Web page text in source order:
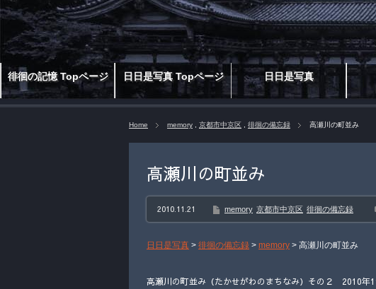
徘徊の記憶 Topページ 日日是写真 Topページ 日日是写真
Home memory 京都市中京区 徘徊の備忘録 高瀬川の町並み
高瀬川の町並み
2010.11.21 memory 京都市中京区 徘徊の備忘録
日日是写真 > 徘徊の備忘録 > memory > 高瀬川の町並み
高瀬川の町並み（たかせがわのまちなみ）その２ 2010年